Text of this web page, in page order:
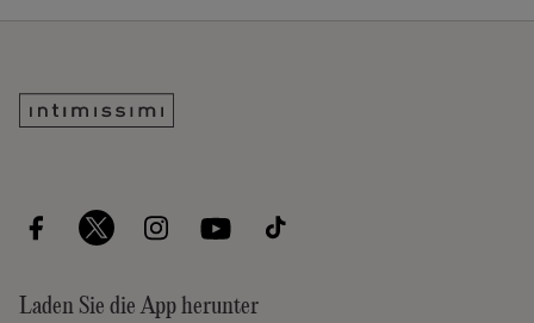
Laden Sie die App herunter